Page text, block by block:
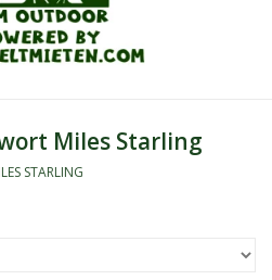
Miles Starling
STARLING